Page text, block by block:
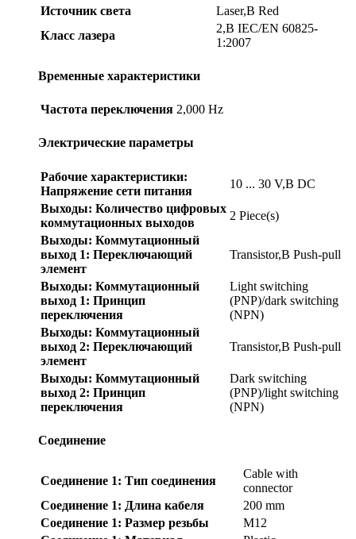
Источник света
Laser,В Red
Класс лазера
2,В IEC/EN 60825-
1:2007
Временные характеристики
Частота переключения 2,000 Hz
Электрические параметры
Рабочие характеристики:
Напряжение сети питания
10 ... 30 V,В DC
Выходы: Количество цифровых
коммутационных выходов
2 Piece(s)
Выходы: Коммутационный
выход 1: Переключающий
элемент
Transistor,В Push-pull
Выходы: Коммутационный
выход 1: Принцип
переключения
Light switching
(PNP)/dark switching
(NPN)
Выходы: Коммутационный
выход 2: Переключающий
элемент
Transistor,В Push-pull
Выходы: Коммутационный
выход 2: Принцип
переключения
Dark switching
(PNP)/light switching
(NPN)
Соединение
Соединение 1: Тип соединения
Cable with
connector
Соединение 1: Длина кабеля
200 mm
Соединение 1: Размер резьбы
M12